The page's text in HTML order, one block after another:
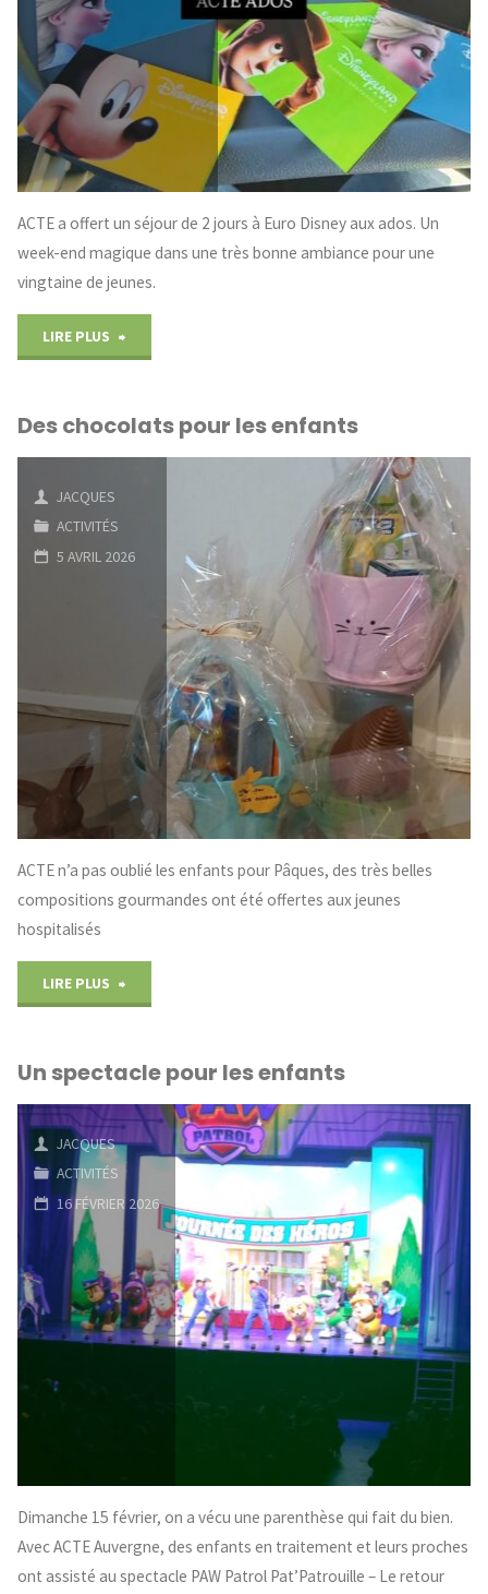
ACTE a offert un séjour de 2 jours à Euro Disney aux ados. Un
week-end magique dans une très bonne ambiance pour une
vingtaine de jeunes.
LIRE PLUS
à
Des chocolats pour les enfants
JACQUES
ACTIVITÉS
5 AVRIL 2026
ACTE n’a pas oublié les enfants pour Pâques, des très belles
compositions gourmandes ont été offertes aux jeunes
hospitalisés
LIRE PLUS
pour
les
enfants"
Un spectacle pour les enfants
JACQUES
ACTIVITÉS
16 FÉVRIER 2026
Dimanche 15 février, on a vécu une parenthèse qui fait du bien.
Avec ACTE Auvergne, des enfants en traitement et leurs proches
ont assisté au spectacle PAW Patrol Pat’Patrouille – Le retour